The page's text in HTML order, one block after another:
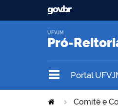
Pró-
UFVJM
Portal
Comitê e